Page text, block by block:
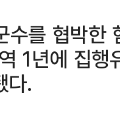
를 협박한
1년에 집
다.